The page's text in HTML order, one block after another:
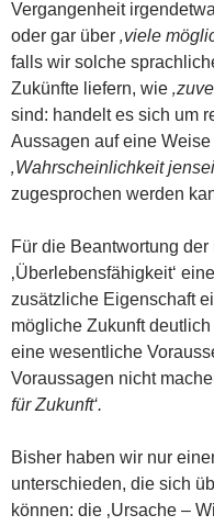
Vergangenheit
oder gar über ‚viele
falls wir solche
Zukünfte liefern, wie
sind: handelt es sich um
Aussagen auf eine Weise
‚Wahrscheinlichkeit
zugesprochen werden
Für die Beantwortung
‚Überlebensfähigkeit‘
zusätzliche Eigenschaft
mögliche Zukunft
eine wesentliche
Voraussagen nicht
für Zukunft‘.
Bisher haben wir nur
unterschieden, die sich
können: die ‚Ursache –